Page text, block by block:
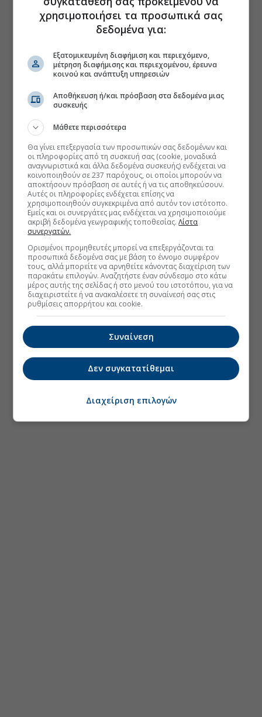
χρησιμοποιήσει τα προσωπικά σας
δεδομένα για:
Εξατομικευμένη διαφήμιση και περιεχόμενο,
μέτρηση διαφήμισης και περιεχομένου, έρευνα
κοινού και ανάπτυξη υπηρεσιών
Αποθήκευση ή/και πρόσβαση στα δεδομένα μιας
συσκευής
Μάθετε περισσότερα
Θα γίνει επεξεργασία των προσωπικών σας δεδομένων και
οι πληροφορίες από τη συσκευή σας (cookie, μοναδικά
αναγνωριστικά και άλλα δεδομένα συσκευής) ενδέχεται να
κοινοποιηθούν σε 237 παρόχους, οι οποίοι μπορούν να
αποκτήσουν πρόσβαση σε αυτές ή να τις αποθηκεύσουν.
Αυτές οι πληροφορίες ενδέχεται επίσης να
χρησιμοποιηθούν συγκεκριμένα από αυτόν τον ιστότοπο.
Εμείς και οι συνεργάτες μας ενδέχεται να χρησιμοποιούμε
ακριβή δεδομένα γεωγραφικής τοποθεσίας.Λίστα
συνεργατών.
Ορισμένοι προμηθευτές μπορεί να επεξεργάζονται τα
προσωπικά δεδομένα σας με βάση το έννομο συμφέρον
τους, αλλά μπορείτε να αρνηθείτε κάνοντας διαχείριση των
παρακάτω επιλογών. Αναζητήστε έναν σύνδεσμο στο κάτω
μέρος αυτής της σελίδας ή στο μενού του ιστοτόπου, για να
διαχειριστείτε ή να ανακαλέσετε τη συναίνεσή σας στις
ρυθμίσεις απορρήτου και cookie.
Συναίνεση
Δεν συγκατατίθεμαι
Διαχείριση επιλογών